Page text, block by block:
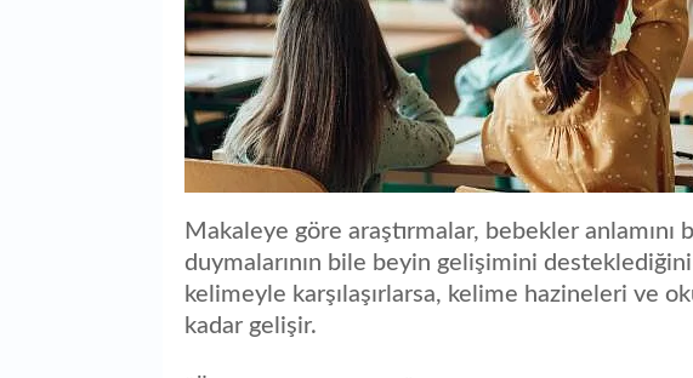
Makaleye göre araştırmalar, bebekler
duymalarının bile beyin gelişimini
kelimeyle karşılaşırlarsa, kelime hazineleri ve
kadar gelişir.